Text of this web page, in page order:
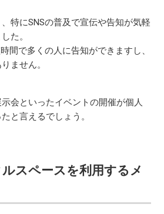
特にSNSの普及で宣伝や告知が気軽
た。
間で多くの人に告知ができますし、
ません。
会といったイベントの開催が個人
と言えるでしょう。
スペースを利用するメ